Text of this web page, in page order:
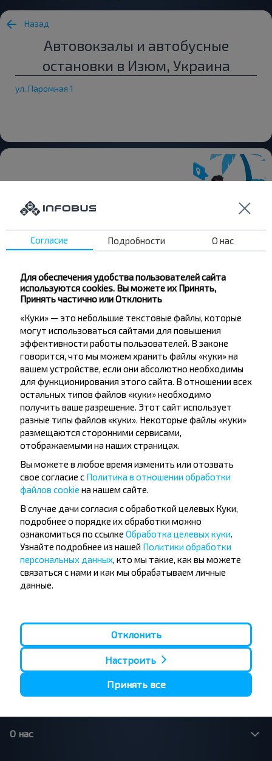
Назад
Автовокзалы и автобусные
остановки в Изюм, Украина
ул. Паромная 1
Хотите
путешествовать
Не пропусти специальные акции, скидки и
другие интересные предложения INFOBUS.
Подпишись на получение новостей и
путешествуй с нами дешевле!
Подписаться
Популярные автобусные
направления
Орша - Могилёв
Минск - Несвиж
Минск - Могилёв
Минск - Пинск
Минск - Брест
Минск - Гомель
Минск - Барановичи
Гомель - Минск
Брест - Тересполь
Брест - Беловежская Пуща
Брест - Минск
Вильнюс - Минск
Москва - Брест
Минск - Варшава
Москва - Барановичи
Брест - Люблин
Брест - Варшава
О нас
Согласие Подробности О нас
Для обеспечения удобства пользователей сайта
используются cookies. Вы можете их Принять,
Принять частично или Отклонить
«Куки» — это небольшие текстовые файлы, которые
могут использоваться сайтами для повышения
эффективности работы пользователей. В законе
говорится, что мы можем хранить файлы «куки» на
вашем устройстве, если они абсолютно необходимы
для функционирования этого сайта. В отношении всех
остальных типов файлов «куки» необходимо
получить ваше разрешение. Этот сайт использует
разные типы файлов «куки». Некоторые файлы «куки»
размещаются сторонними сервисами,
отображаемыми на наших страницах.
Вы можете в любое время изменить или отозвать
свое согласие с Политика в отношении обработки
файлов cookie на нашем сайте.
В случае дачи согласия с обработкой целевых Куки,
подробнее о порядке их обработки можно
ознакомиться по ссылке Обработка целевых куки.
Узнайте подробнее из нашей Политики обработки
персональных данных, кто мы такие, как вы можете
связаться с нами и как мы обрабатываем личные
данные.
Отклонить
Настроить
Принять все